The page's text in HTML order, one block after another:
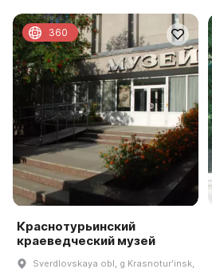
Краснотурьинский
краеведческий музей
Sverdlovskaya obl, g Krasnoturʹinsk,
360